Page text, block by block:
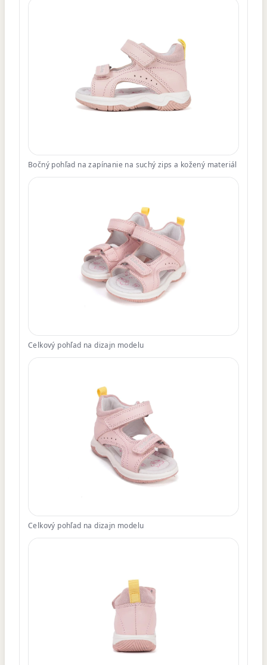
Bočný pohľad na zapínanie na suchý zips a kožený materiál
Celkový pohľad na dizajn modelu
Celkový pohľad na dizajn modelu